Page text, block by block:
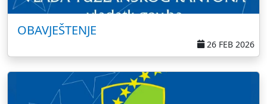
OBAVJEŠTENJE
26 FEB 2026